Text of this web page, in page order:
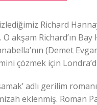
Richard
Richard’ın Bay
(Demet
çözmek için
adlı gerilim
eklenmiş. Roman